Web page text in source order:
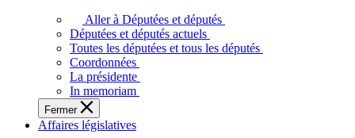
députés
vous
représentent
sein
de
l'Assemblée
législative
Aller à Députées et députés
Députées et députés actuels
Toutes les députées et tous les députés
Coordonnées
La présidente
In memoriam
Fermer
Affaires législatives